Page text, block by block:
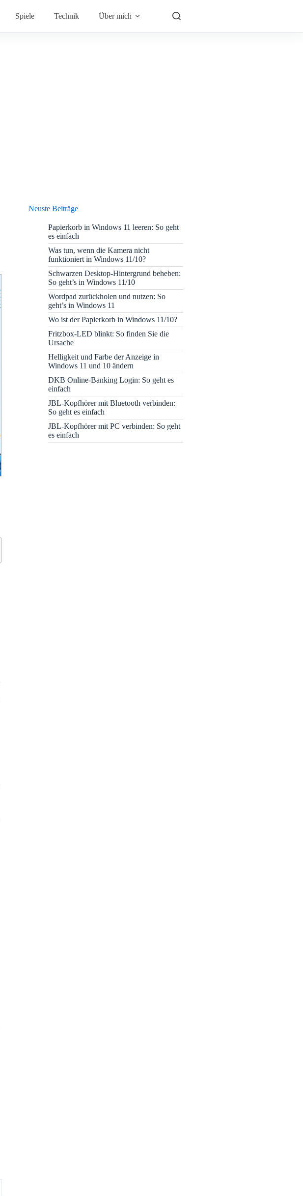
Spiele Technik Über mich
Neuste Beiträge
Papierkorb in Windows 11 leeren: So geht
es einfach
Was tun, wenn die Kamera nicht
funktioniert in Windows 11/10?
Schwarzen Desktop-Hintergrund beheben:
So geht’s in Windows 11/10
Wordpad zurückholen und nutzen: So
geht’s in Windows 11
Wo ist der Papierkorb in Windows 11/10?
Fritzbox-LED blinkt: So finden Sie die
Ursache
Helligkeit und Farbe der Anzeige in
Windows 11 und 10 ändern
DKB Online-Banking Login: So geht es
einfach
JBL-Kopfhörer mit Bluetooth verbinden:
So geht es einfach
JBL-Kopfhörer mit PC verbinden: So geht
es einfach